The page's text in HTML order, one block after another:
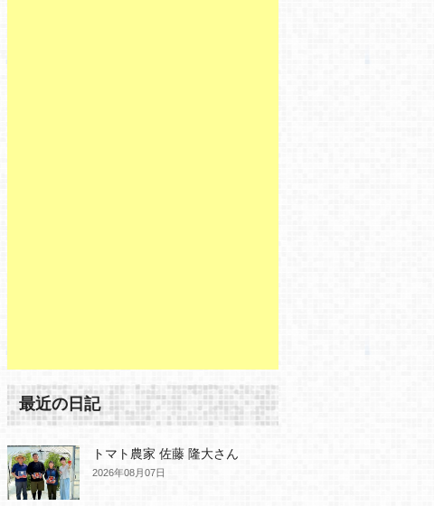
最近の日記
トマト農家 佐藤 隆大さん
2026年08月07日